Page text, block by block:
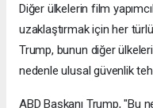
Diğer ülkelerin film
uzaklaştırmak için her
Trump, bunun diğer
nedenle ulusal güvenlik
ABD Başkanı Trump, "Bu